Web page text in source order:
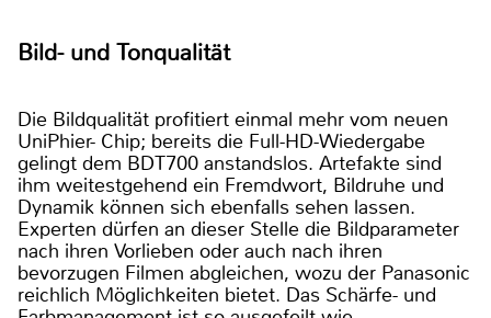
Bild- und Tonqualität
Die Bildqualität profitiert einmal mehr vom neuen
UniPhier- Chip; bereits die Full-HD-Wiedergabe
gelingt dem BDT700 anstandslos. Artefakte sind
ihm weitestgehend ein Fremdwort, Bildruhe und
Dynamik können sich ebenfalls sehen lassen.
Experten dürfen an dieser Stelle die Bildparameter
nach ihren Vorlieben oder auch nach ihren
bevorzugen Filmen abgleichen, wozu der Panasonic
reichlich Möglichkeiten bietet. Das Schärfe- und